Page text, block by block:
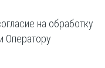
на обработку
Оператору